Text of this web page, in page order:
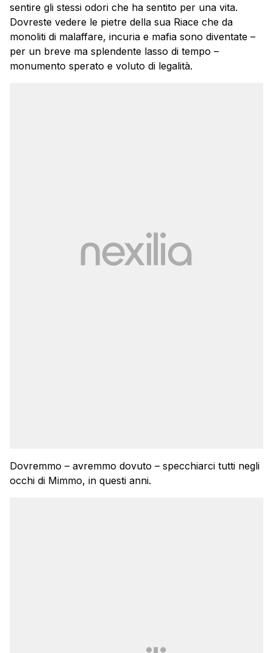
sentire gli stessi odori che ha sentito per una vita.
Dovreste vedere le pietre della sua Riace che da
monoliti di malaffare, incuria e mafia sono diventate –
per un breve ma splendente lasso di tempo –
monumento sperato e voluto di legalità.
Dovremmo – avremmo dovuto – specchiarci tutti negli
occhi di Mimmo, in questi anni.